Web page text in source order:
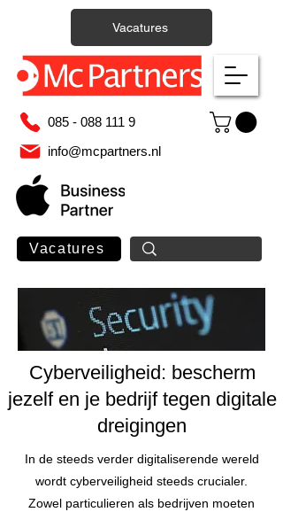
085 - 088 111 9
info@mcpartners.nl
Vacatures
Vacatures
Cyberveiligheid: bescherm
jezelf en je bedrijf tegen digitale
dreigingen
In de steeds verder digitaliserende wereld
wordt cyberveiligheid steeds crucialer.
Zowel particulieren als bedrijven moeten